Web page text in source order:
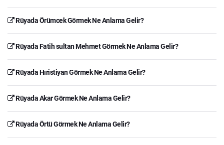
Rüyada Örümcek Görmek Ne Anlama Gelir?
Rüyada Fatih sultan Mehmet Görmek Ne Anlama Gelir?
Rüyada Hıristiyan Görmek Ne Anlama Gelir?
Rüyada Akar Görmek Ne Anlama Gelir?
Rüyada Örtü Görmek Ne Anlama Gelir?